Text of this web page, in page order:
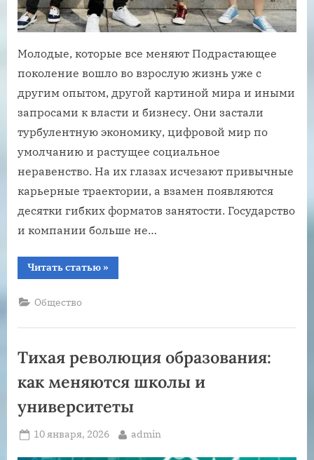
Молодые, которые все меняют Подрастающее
поколение вошло во взрослую жизнь уже с
другим опытом, другой картиной мира и иными
запросами к власти и бизнесу. Они застали
турбулентную экономику, цифровой мир по
умолчанию и растущее социальное
неравенство. На их глазах исчезают привычные
карьерные траектории, а взамен появляются
десятки гибких форматов занятости. Государство
и компании больше не…
Читать статью“Поколение
Z
от
бизнеса”
»
Общество
Тихая революция образования:
как меняются школы и
университеты
Posted
10 января, 2026 By
admin